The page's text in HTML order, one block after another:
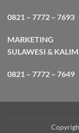
0821 – 7772 – 7693
MARKETING
SULAWESI &
0821 – 7772 – 7649